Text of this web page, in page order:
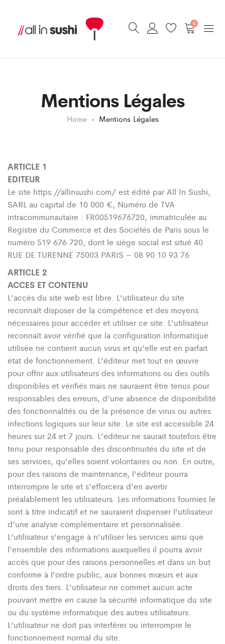
0
Mentions Légales
Home Mentions Légales
ARTICLE 1
EDITEUR
Le site https://allinsushi.com/ est édité par All In Sushi,
SARL au capital de 10 000 €, Numéro de TVA
intracommunautaire : FR00519676720, immatriculée au
Registre du Commerce et des Sociétés de Paris sous le
numéro 519 676 720, dont le siège social est situé 40
RUE DE TURENNE 75003 PARIS – 08 90 10 93 76
ARTICLE 2
ACCES ET CONTENU
L’accès du site web est libre. L’utilisateur du site
reconnaît disposer de la compétence et des moyens
nécessaires pour accéder et utiliser ce site. L’utilisateur
reconnaît avoir vérifié que la configuration informatique
utilisée ne contient aucun virus et qu’elle est en parfait
état de fonctionnement. L’éditeur met tout en œuvre
pour offrir aux utilisateurs des informations ou des outils
disponibles et vérifiés mais ne sauraient être tenus pour
responsables des erreurs, d’une absence de disponibilité
des fonctionnalités ou de la présence de virus ou autres
infections logiques sur leur site. Le site est accessible 24
heures sur 24 et 7 jours. L’éditeur ne saurait toutefois être
tenu pour responsable des discontinuités du site et de
ses services, qu’elles soient volontaires ou non. En outre,
pour des raisons de maintenance, l’éditeur pourra
interrompre le site et s’efforcera d’en avertir
préalablement les utilisateurs. Les informations fournies le
sont à titre indicatif et ne sauraient dispenser l’utilisateur
d’une analyse complémentaire et personnalisée.
L’utilisateur s’engage à n’utiliser les services ainsi que
l’ensemble des informations auxquelles il pourra avoir
accès que pour des raisons personnelles et dans un but
conforme à l’ordre public, aux bonnes mœurs et aux
droits des tiers. L’utilisateur ne commet aucun acte
pouvant mettre en cause la sécurité informatique du site
ou du système informatique des autres utilisateurs.
L’utilisateur ne doit pas interférer ou interrompre le
fonctionnement normal du site.